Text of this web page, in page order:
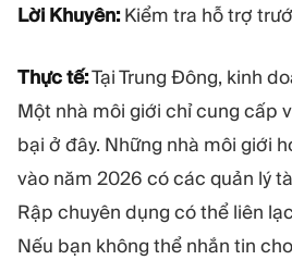
Lời Khuyên:Kiểm tra hỗ trợ
Thực tế:Tại Trung Đông, kinh
Một nhà môi giới chỉ cung cấp
bại ở đây. Những nhà môi giới
vào năm 2026 có các quản lý
Rập chuyên dụng có thể liên
Nếu bạn không thể nhắn tin